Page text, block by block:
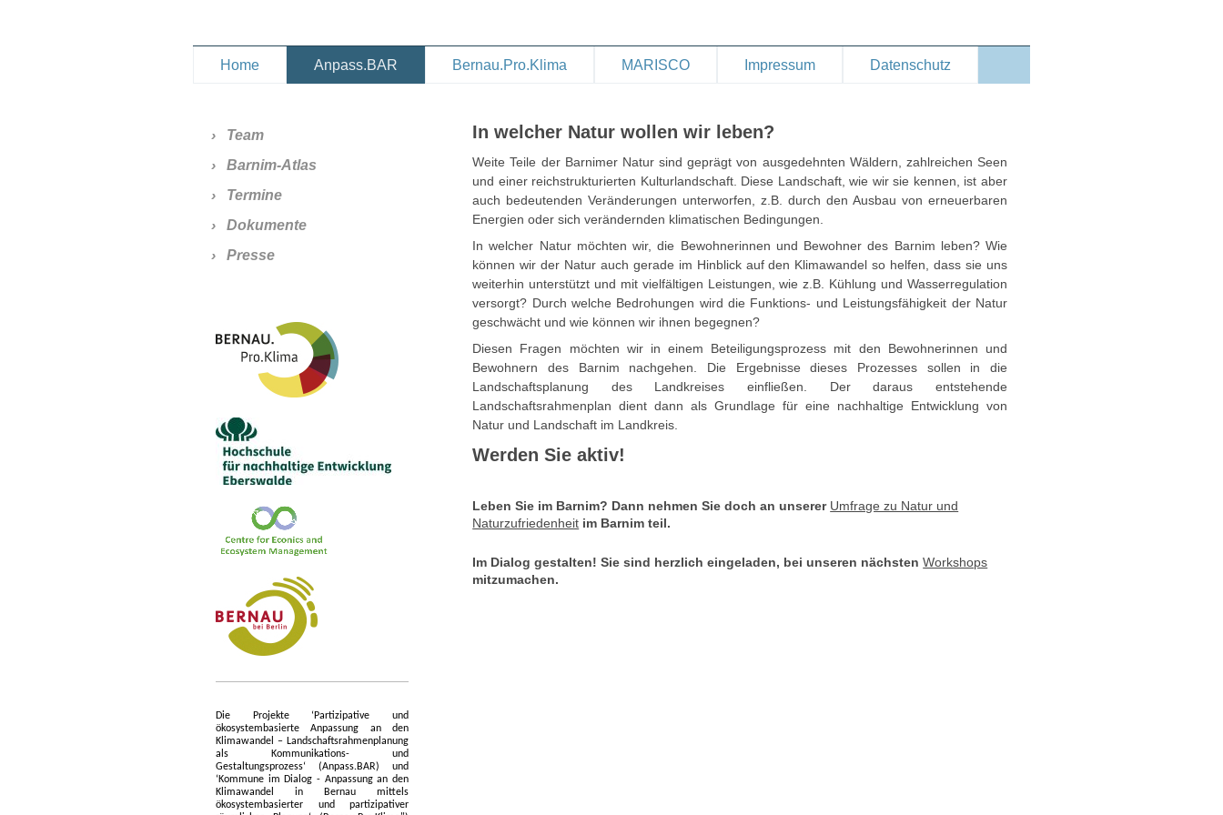
Home Anpass.BAR Bernau.Pro.Klima MARISCO Impressum Datenschutz
In welcher Natur wollen wir leben?
Weite Teile der Barnimer Natur sind geprägt von ausgedehnten Wäldern, zahlreichen Seen
und einer reichstrukturierten Kulturlandschaft. Diese Landschaft, wie wir sie kennen, ist aber
auch bedeutenden Veränderungen unterworfen, z.B. durch den Ausbau von erneuerbaren
Energien oder sich verändernden klimatischen Bedingungen.
In welcher Natur möchten wir, die Bewohnerinnen und Bewohner des Barnim leben? Wie
können wir der Natur auch gerade im Hinblick auf den Klimawandel so helfen, dass sie uns
weiterhin unterstützt und mit vielfältigen Leistungen, wie z.B. Kühlung und Wasserregulation
versorgt? Durch welche Bedrohungen wird die Funktions- und Leistungsfähigkeit der Natur
geschwächt und wie können wir ihnen begegnen?
Diesen Fragen möchten wir in einem Beteiligungsprozess mit den Bewohnerinnen und
Bewohnern des Barnim nachgehen. Die Ergebnisse dieses Prozesses sollen in die
Landschaftsplanung des Landkreises einfließen. Der daraus entstehende
Landschaftsrahmenplan dient dann als Grundlage für eine nachhaltige Entwicklung von
Natur und Landschaft im Landkreis.
Werden Sie aktiv!
Leben Sie im Barnim? Dann nehmen Sie doch an unserer Umfrage zu Natur und
Naturzufriedenheit im Barnim teil.
Im Dialog gestalten! Sie sind herzlich eingeladen, bei unseren nächstenWorkshops
mitzumachen.
Team
Barnim-Atlas
Termine
Dokumente
Presse
Die Projekte ‘Partizipative und
ökosystembasierte Anpassung an den
Klimawandel – Landschaftsrahmenplanung
als Kommunikations- und
Gestaltungsprozess‘ (Anpass.BAR) und
‘Kommune im Dialog - Anpassung an den
Klimawandel in Bernau mittels
ökosystembasierter und partizipativer